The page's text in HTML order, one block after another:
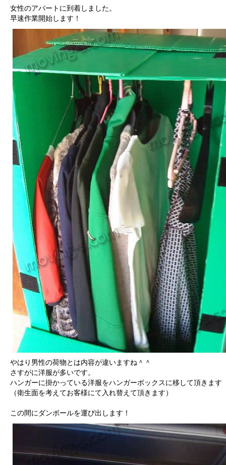
女性のアパートに到着しました。
早速作業開始します！
やはり男性の荷物とは内容が違いますね＾＾
さすがに洋服が多いです。
ハンガーに掛かっている洋服をハンガーボックスに移して頂きます
（衛生面を考えてお客様にて入れ替えて頂きます）
この間にダンボールを運び出します！